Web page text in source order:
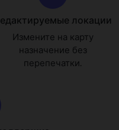
локации
Измените на карту
назначение без
перепечатки.